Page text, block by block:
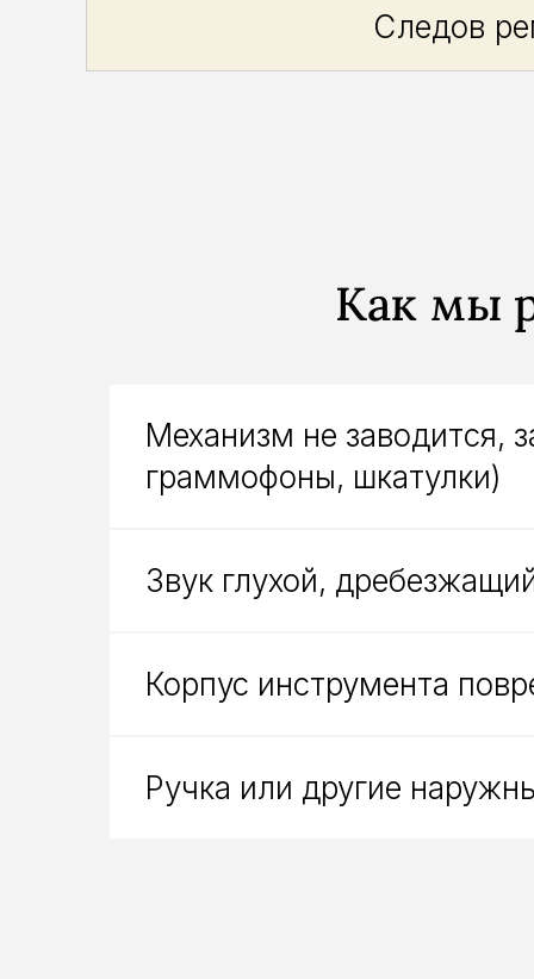
Следов
Как мы
Механизм не заводится,
граммофоны, шкатулки)
Звук глухой,
Корпус инструмента
Ручка или другие